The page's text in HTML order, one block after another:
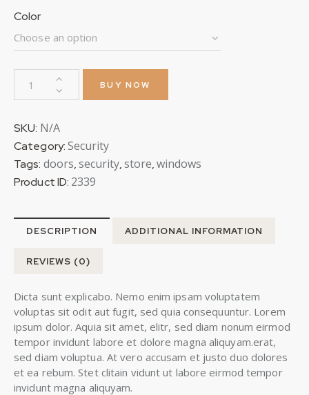
Color
BUY NOW
SKU: N/A
Category:Security
Tags: doors,security,store,windows
Product ID: 2339
DESCRIPTION ADDITIONAL INFORMATION
REVIEWS (0)
Dicta sunt explicabo. Nemo enim ipsam voluptatem
voluptas sit odit aut fugit, sed quia consequuntur. Lorem
ipsum dolor. Aquia sit amet, elitr, sed diam nonum eirmod
tempor invidunt labore et dolore magna aliquyam.erat,
sed diam voluptua. At vero accusam et justo duo dolores
et ea rebum. Stet clitain vidunt ut labore eirmod tempor
invidunt magna aliquyam.